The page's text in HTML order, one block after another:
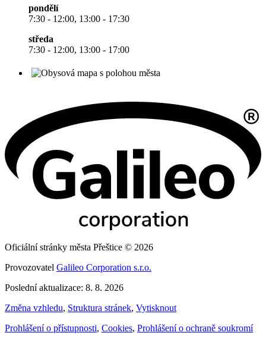
pondělí
7:30 - 12:00, 13:00 - 17:30
středa
7:30 - 12:00, 13:00 - 17:00
Oficiální stránky města Přeštice © 2026
Provozovatel Galileo Corporation s.r.o.
Poslední aktualizace: 8. 8. 2026
Změna vzhledu, Struktura stránek, Vytisknout
Prohlášení o přístupnosti, Cookies, Prohlášení o ochraně soukromí